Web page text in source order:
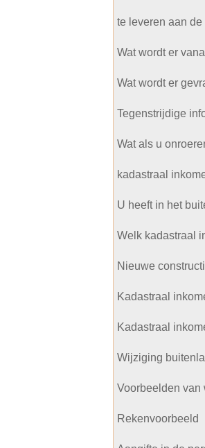
te leveren aan
Wat wordt er
Wat wordt er
Tegenstrijdige
Wat als u
kadastraal
U heeft in het
Welk kadastraal
Nieuwe
Kadastraal
Kadastraal
Wijziging
Voorbeelden van
Rekenvoorbeeld